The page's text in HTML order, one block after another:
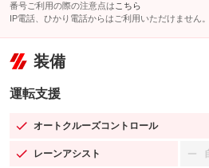
番号ご利用の際の注意点は こちら
IP電話、ひかり電話からはご利用いただけません。
装備
運転支援
オートクルーズコントロール
：装備あり
レーンアシスト
：装備あり